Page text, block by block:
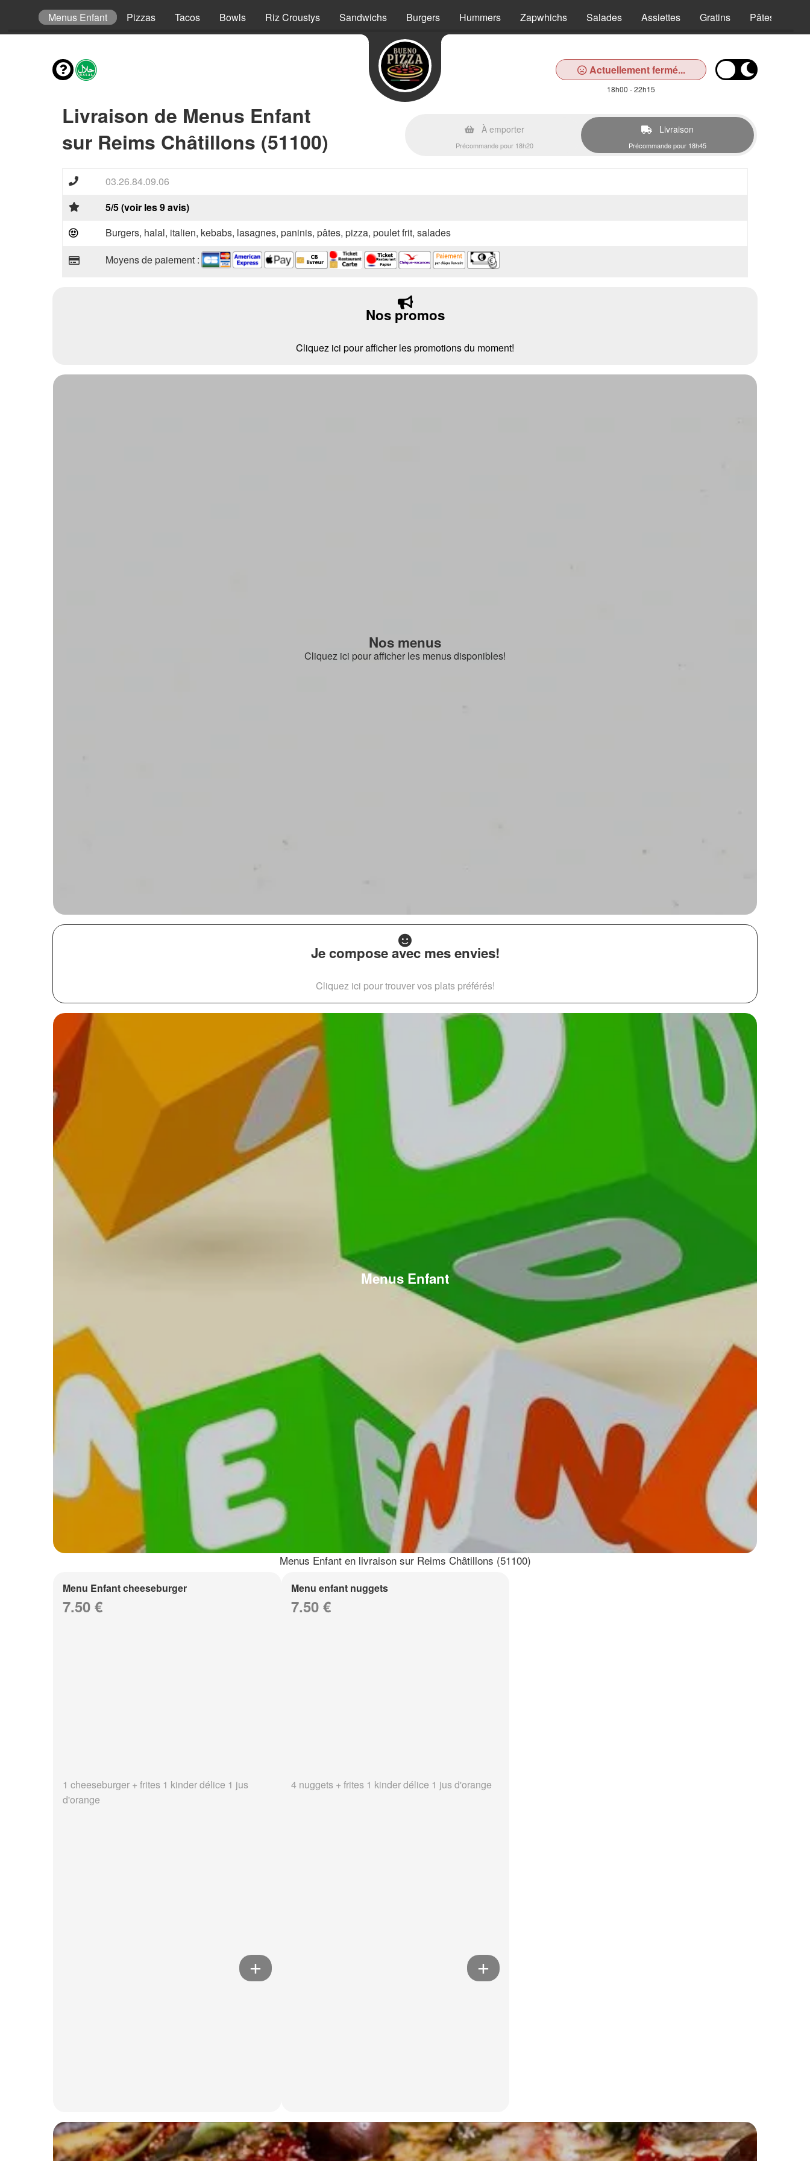
Menus Enfant Pizzas Tacos Bowls Riz Croustys Sandwichs Burgers Hummers Zapwhichs Salades Assiettes Gratins Pâtes
Actuellement fermé...
18h00 - 22h15
Livraison de Menus Enfant
sur Reims Châtillons (51100)
À emporter
Précommande pour 18h20
Livraison
Précommande pour 18h45
03.26.84.09.06
5/5 (voir les 9 avis)
Burgers, halal, italien, kebabs, lasagnes, paninis, pâtes, pizza, poulet frit, salades
Moyens de paiement :
Nos promos
Cliquez ici pour afficher les promotions du moment!
Nos menus
Cliquez ici pour afficher les menus disponibles!
Je compose avec mes envies!
Cliquez ici pour trouver vos plats préférés!
Menus Enfant
Menus Enfant en livraison sur Reims Châtillons (51100)
Menu Enfant cheeseburger
7.50 €
1 cheeseburger + frites 1 kinder délice 1 jus
d'orange
Menu enfant nuggets
7.50 €
4 nuggets + frites 1 kinder délice 1 jus d'orange